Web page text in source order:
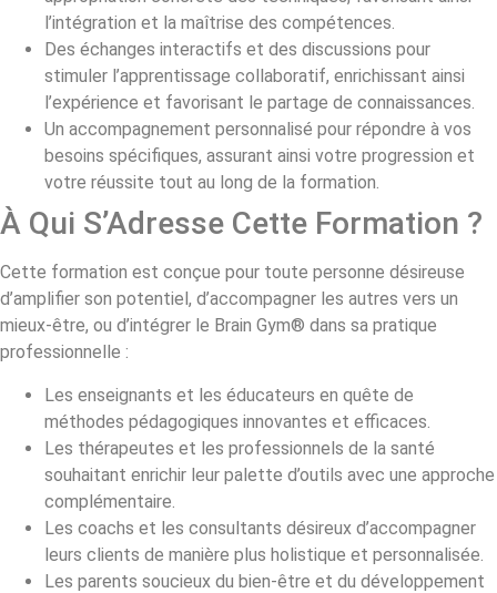
l’intégration et la maîtrise des compétences.
Des échanges interactifs et des discussions pour
stimuler l’apprentissage collaboratif, enrichissant ainsi
l’expérience et favorisant le partage de connaissances.
Un accompagnement personnalisé pour répondre à vos
besoins spécifiques, assurant ainsi votre progression et
votre réussite tout au long de la formation.
À Qui S’Adresse Cette Formation ?
Cette formation est conçue pour toute personne désireuse
d’amplifier son potentiel, d’accompagner les autres vers un
mieux-être, ou d’intégrer le Brain Gym® dans sa pratique
professionnelle :
Les enseignants et les éducateurs en quête de
méthodes pédagogiques innovantes et efficaces.
Les thérapeutes et les professionnels de la santé
souhaitant enrichir leur palette d’outils avec une approche
complémentaire.
Les coachs et les consultants désireux d’accompagner
leurs clients de manière plus holistique et personnalisée.
Les parents soucieux du bien-être et du développement